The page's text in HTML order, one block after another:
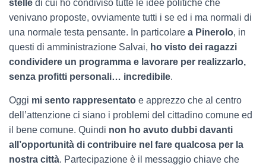
stelle di cui ho condiviso tutte le idee politiche che
venivano proposte, ovviamente tutti i se ed i ma normali di
una normale testa pensante. In particolare a Pinerolo, in
questi di amministrazione Salvai, ho visto dei ragazzi
condividere un programma e lavorare per realizzarlo,
senza profitti personali… incredibile.
Oggi mi sento rappresentato e apprezzo che al centro
dell’attenzione ci siano i problemi del cittadino comune ed
il bene comune. Quindi non ho avuto dubbi davanti
all’opportunità di contribuire nel fare qualcosa per la
nostra città. Partecipazione è il messaggio chiave che